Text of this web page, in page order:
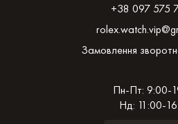
+38 097 575
Замовлення
Пн-Пт: 9:00-
Нд: 11:00-